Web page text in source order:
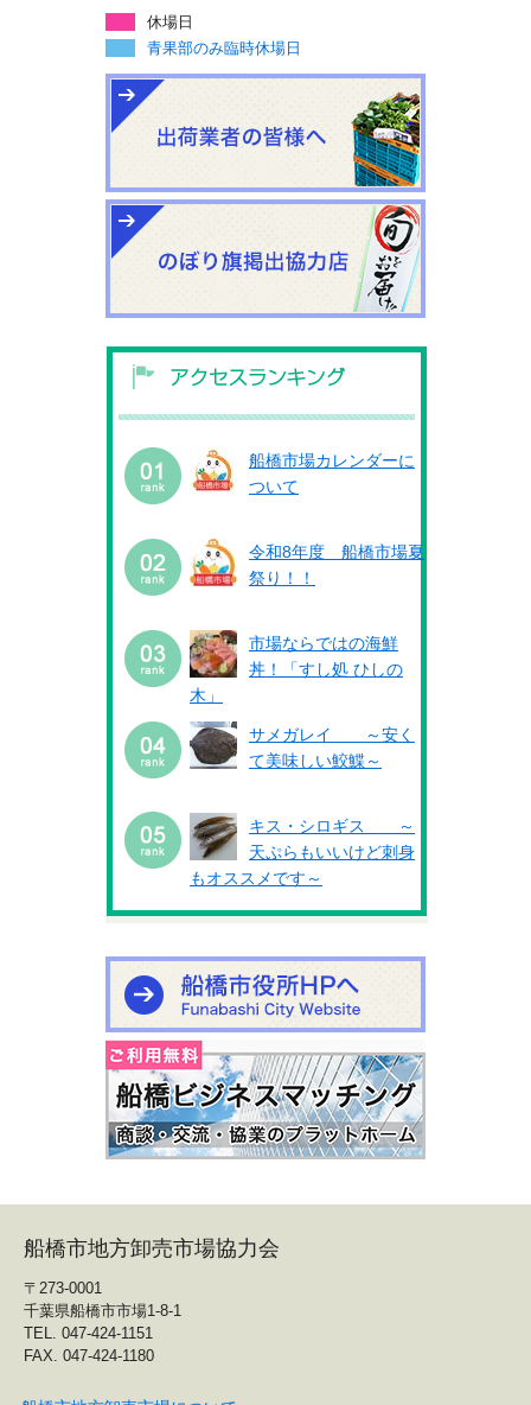
休場日
青果部のみ臨時休場日
船橋市場カレンダーに
ついて
令和8年度 船橋市場夏
祭り！！
市場ならではの海鮮
丼！「すし処 ひしの
木」
サメガレイ ～安く
て美味しい鮫鰈～
キス・シロギス ～
天ぷらもいいけど刺身
もオススメです～
船橋市地方卸売市場協力会
〒273-0001
千葉県船橋市市場1-8-1
TEL. 047-424-1151
FAX. 047-424-1180